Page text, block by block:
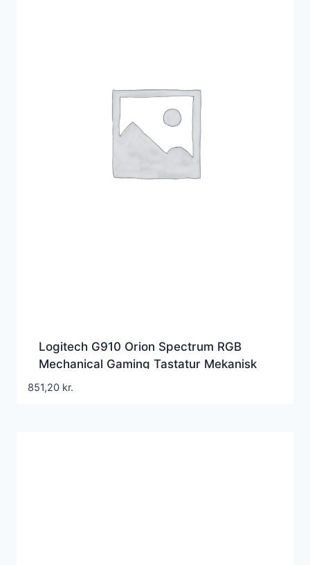
Logitech G910 Orion Spectrum RGB
Mechanical Gaming Tastatur Mekanisk
16,8 millioner farver Kabling Tysk
851,20 kr.